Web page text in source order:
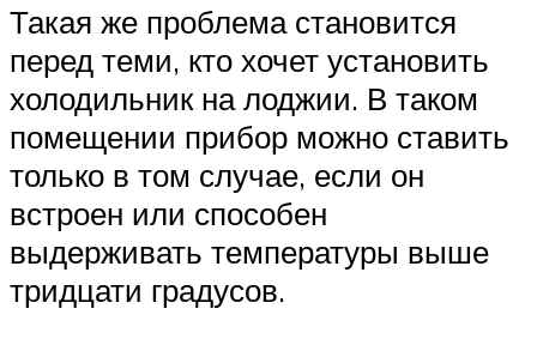
Такая же проблема становится
перед теми, кто хочет установить
холодильник на лоджии. В таком
помещении прибор можно ставить
только в том случае, если он
встроен или способен
выдерживать температуры выше
тридцати градусов.